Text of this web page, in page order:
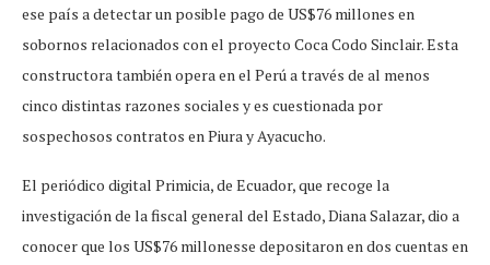
ese país a detectar un posible pago de US$76 millones en
sobornos relacionados con el proyecto Coca Codo Sinclair. Esta
constructora también opera en el Perú a través de al menos
cinco distintas razones sociales y es cuestionada por
sospechosos contratos en Piura y Ayacucho.
El periódico digital Primicia, de Ecuador, que recoge la
investigación de la fiscal general del Estado, Diana Salazar, dio a
conocer que los US$76 millonesse depositaron en dos cuentas en